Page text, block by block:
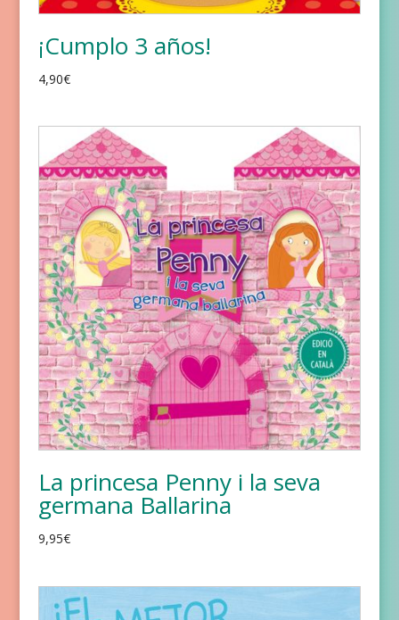
¡Cumplo 3 años!
4,90€
La princesa Penny i la seva
germana Ballarina
9,95€